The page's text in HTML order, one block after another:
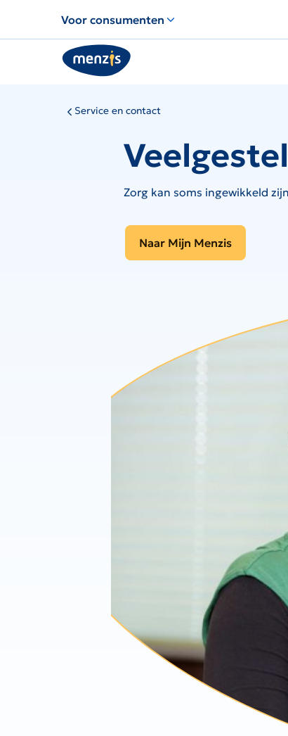
voor
snelle
navigatie
Voor consumenten
Service en contact
Zorg kan soms ingewikkeld
Naar Mijn Menzis